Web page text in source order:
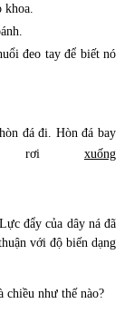
đeo tay để biết nó
đá đi. Hòn đá bay
rơi xuống
đẩy của dây ná đã
với độ biến dạng
như thế nào?